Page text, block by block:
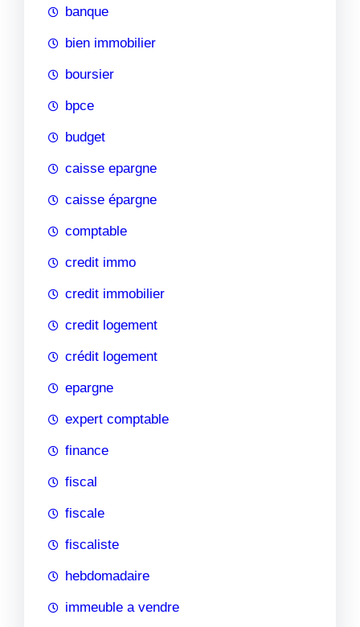
banque
bien immobilier
boursier
bpce
budget
caisse epargne
caisse épargne
comptable
credit immo
credit immobilier
credit logement
crédit logement
epargne
expert comptable
finance
fiscal
fiscale
fiscaliste
hebdomadaire
immeuble a vendre